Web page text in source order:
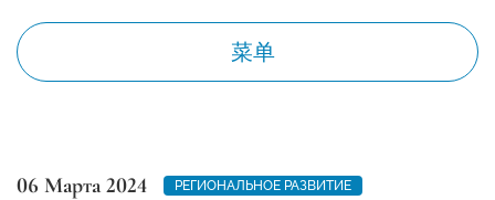
菜单
06 Марта 2024 РЕГИОНАЛЬНОЕ РАЗВИТИЕ